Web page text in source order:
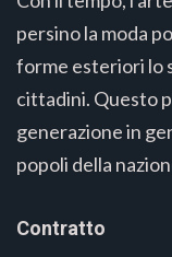
persino la moda
forme esteriori lo
cittadini. Questo
generazione in
popoli della
Contratto